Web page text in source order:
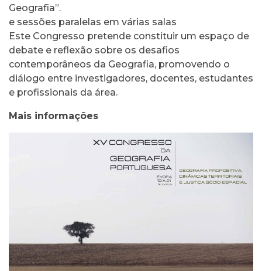
Geografia”.
e sessões paralelas em várias salas
Este Congresso pretende constituir um espaço de
debate e reflexão sobre os desafios
contemporâneos da Geografia, promovendo o
diálogo entre investigadores, docentes, estudantes
e profissionais da área.
Mais informações